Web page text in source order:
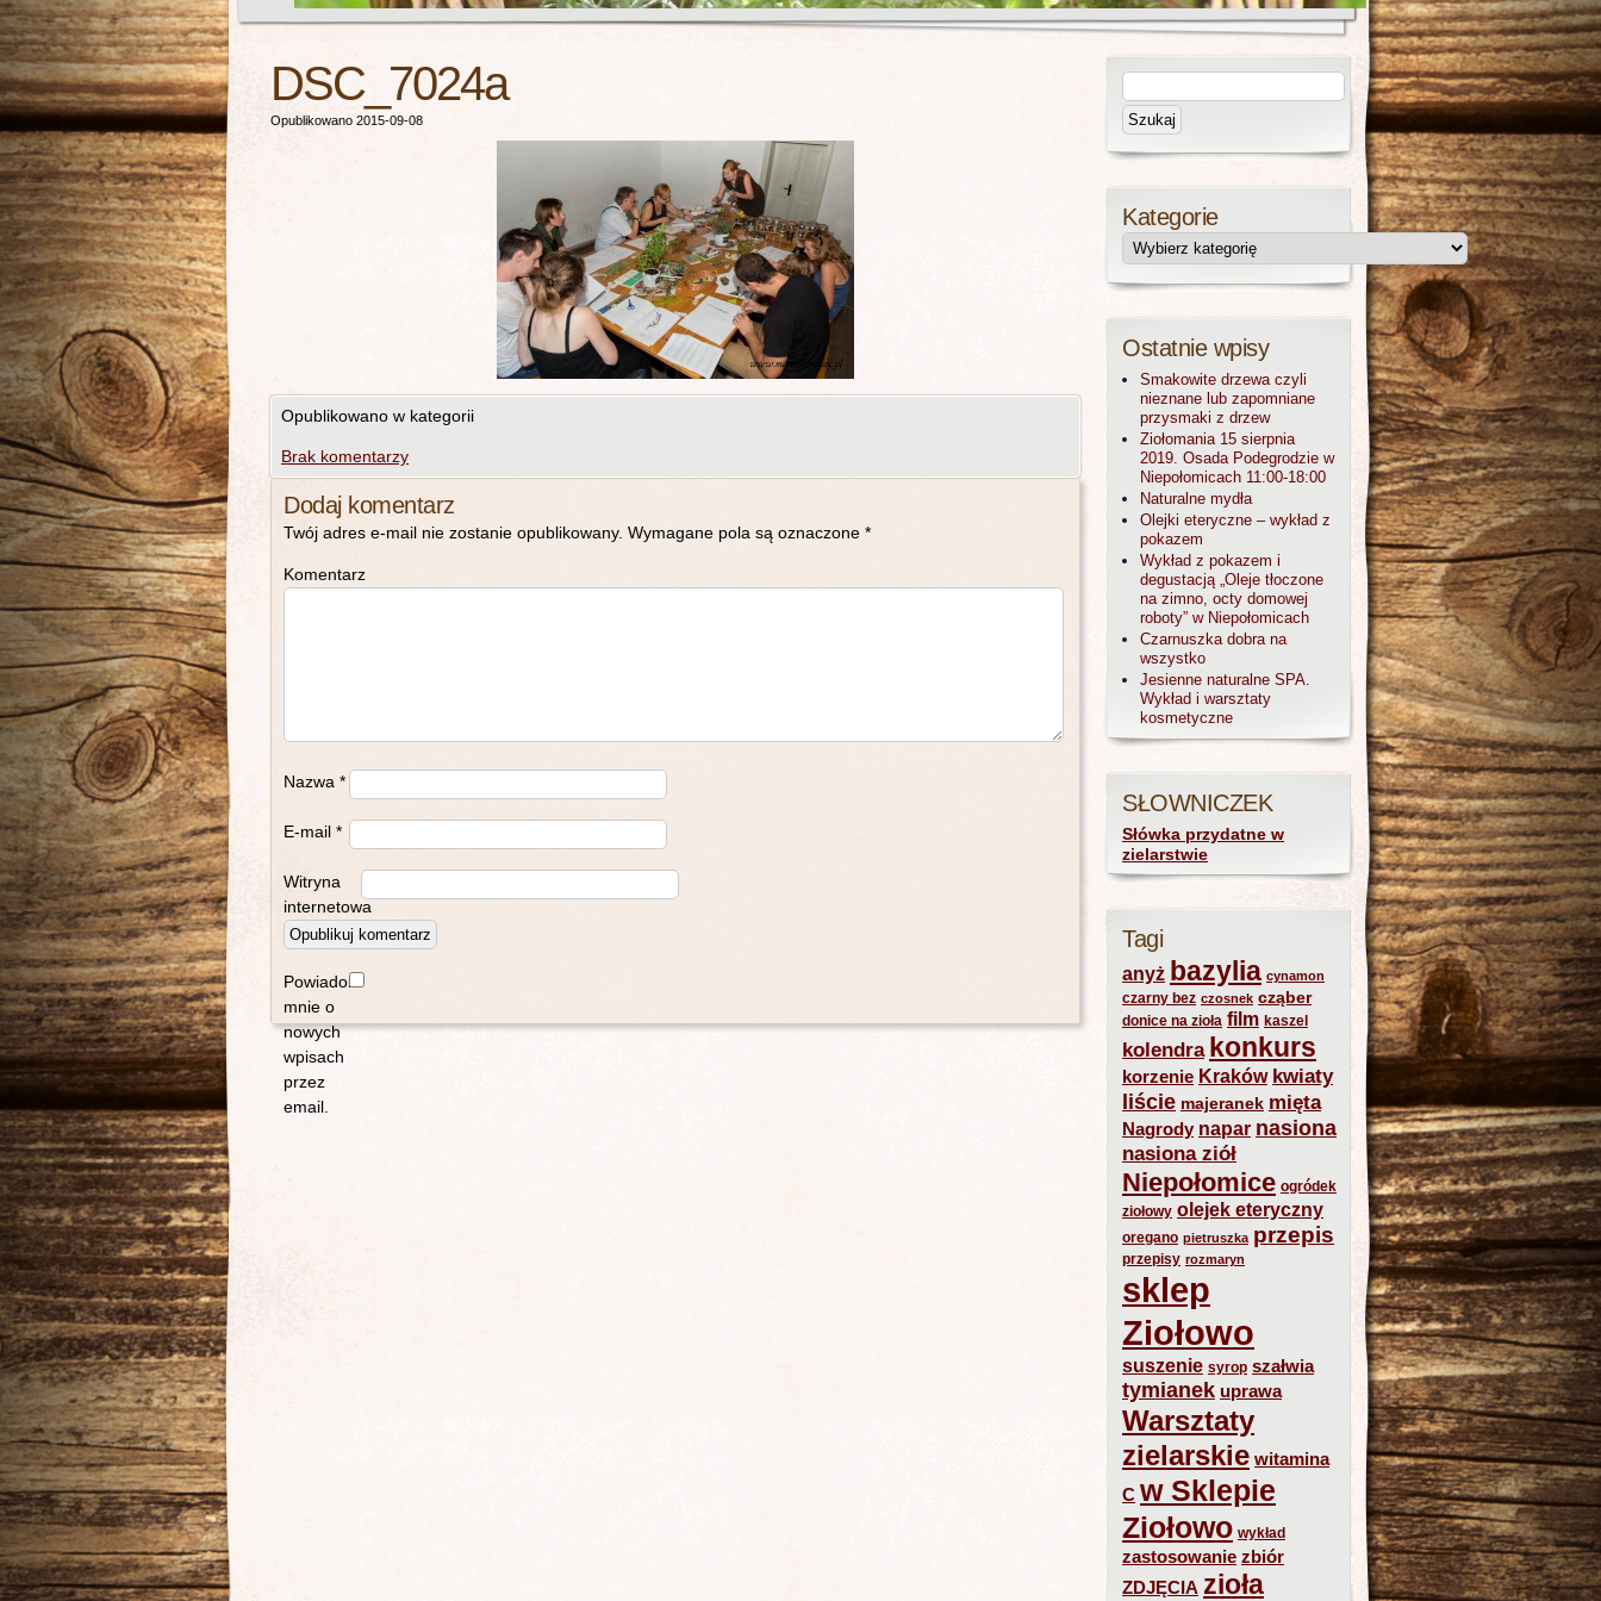
DSC_7024a
Opublikowano 2015-09-08
Opublikowano w kategorii
Brak komentarzy
Dodaj komentarz
Twój adres e-mail nie zostanie opublikowany. Wymagane pola są oznaczone *
Komentarz
Nazwa *
E-mail *
Witryna
internetowa
Powiadom
mnie o
nowych
wpisach
przez
email.
Kategorie
Ostatnie wpisy
Smakowite drzewa czyli
nieznane lub zapomniane
przysmaki z drzew
Ziołomania 15 sierpnia
2019. Osada Podegrodzie w
Niepołomicach 11:00-18:00
Naturalne mydła
Olejki eteryczne – wykład z
pokazem
Wykład z pokazem i
degustacją „Oleje tłoczone
na zimno, octy domowej
roboty” w Niepołomicach
Czarnuszka dobra na
wszystko
Jesienne naturalne SPA.
Wykład i warsztaty
kosmetyczne
SŁOWNICZEK
Słówka przydatne w
zielarstwie
Tagi
anyż bazylia cynamon
czarny bez czosnek cząber
donice na zioła film kaszel
kolendra konkurs
korzenie Kraków kwiaty
liście majeranek mięta
Nagrody napar nasiona
nasiona ziół
Niepołomice ogródek
ziołowy olejek eteryczny
oregano pietruszka przepis
przepisy rozmaryn
sklep
Ziołowo
suszenie syrop szałwia
tymianek uprawa
Warsztaty
zielarskie witamina
C w Sklepie
Ziołowo wykład
zastosowanie zbiór
ZDJĘCIA zioła